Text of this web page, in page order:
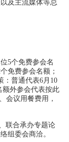
及主流媒体等总
5个免费参会名
免费参会名额；
：普通代表6月10
额外参会代表按此
会议用餐费用，
联合承办专题论
组委会商洽。